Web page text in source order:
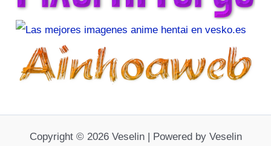
Copyright © 2026 Veselin | Powered by Veselin